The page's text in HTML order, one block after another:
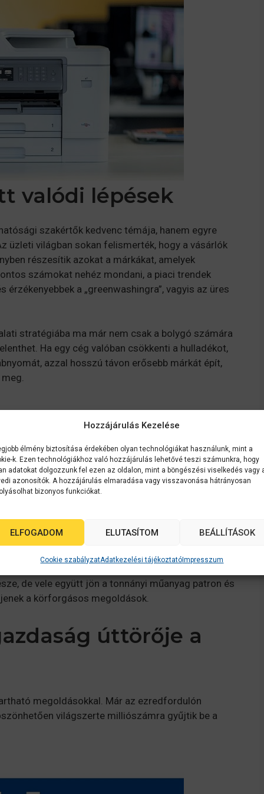
Hozzájárulás Kezelése
élmény biztosítása érdekében olyan technológiákat használunk, mint a
k. Ezen technológiákhoz való hozzájárulás lehetővé teszi számunkra, hogy
adatokat dolgozzunk fel ezen az oldalon, mint a böngészési viselkedés vagy
azonosítók. A hozzájárulás elmaradása vagy visszavonása hátrányosan
bizonyos funkciókat.
ELFOGADOM ELUTASÍTOM BEÁLLÍTÁSOK
Cookie szabályzatAdatkezelési tájékoztató Impresszum
valódi lépések
szakértők kedvenc témája, hanem egyre
üzleti világban sokan felismerték, hogy a vásárlók
részesítik azokat a márkákat, amelyek
számokat nehéz mondani, a piaci trendek
a „greenwashingra”, vagyis az üres
stratégiába ma már nem csak a bolygó számára
Ha egy cég valóban csökkenti a hulladékot,
azzal hosszú távon erősebb márkát épít,
és visszaveszi a használt bútorokat
és újraértékesíti – így csökkenti a
használt autóalkatrészeket újítson fel gyári
is
de vele együtt jön a tonnányi műanyag patron és
a körforgásos megoldások.
úttörője a
megoldásokkal. Már az ezredfordulón
világszerte milliószámra gyűjtik be a